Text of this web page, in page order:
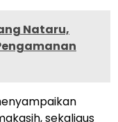
Nataru,
sekaligus